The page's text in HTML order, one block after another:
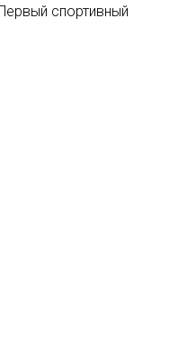
спортивный